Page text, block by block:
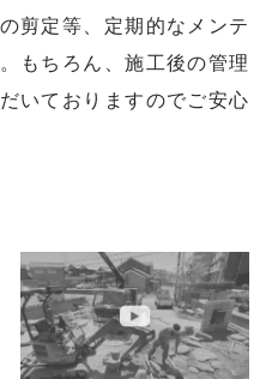
剪定等、定期的なメンテ
もちろん、施工後の管理
いておりますのでご安心